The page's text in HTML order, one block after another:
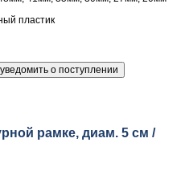
пластик
рамке, диам. 5 см /